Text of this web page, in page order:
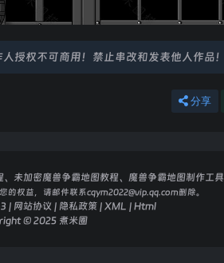
授权不可商用！禁止串改和发表他人作品！
分享
未加密魔兽争霸地图教程、魔兽争霸地图制作工具
的权益，请邮件联系cqym2022@vip.qq.com删除。
| 网站协议 | 隐私政策 | XML | Html
© 2025 煮米圈